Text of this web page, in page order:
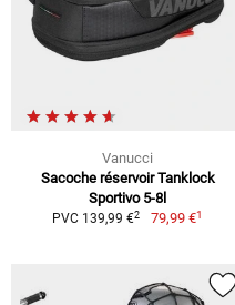
Vanucci
Sacoche réservoir Tanklock
Sportivo 5-8l
PVC 139,99 €2 79,99 €1